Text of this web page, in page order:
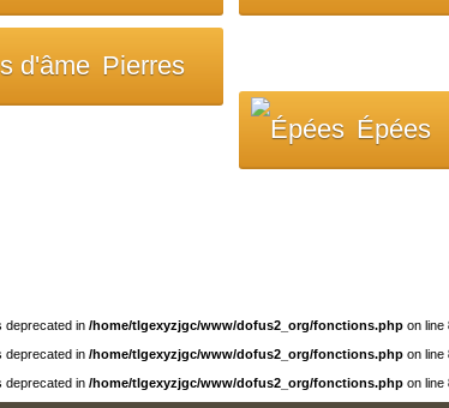
Pierres
Épées
deprecated in /home/tlgexyzjgc/www/dofus2_org/fonctions.php on line
deprecated in /home/tlgexyzjgc/www/dofus2_org/fonctions.php on line
deprecated in /home/tlgexyzjgc/www/dofus2_org/fonctions.php on line